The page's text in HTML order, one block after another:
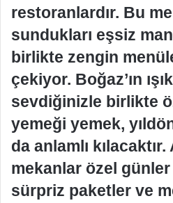
restoranlardır. Bu
sundukları eşsiz
birlikte zengin
çekiyor. Boğaz’ın
sevdiğinizle birlikte
yemeği yemek,
da anlamlı kılacaktır.
mekanlar özel
sürpriz paketler ve